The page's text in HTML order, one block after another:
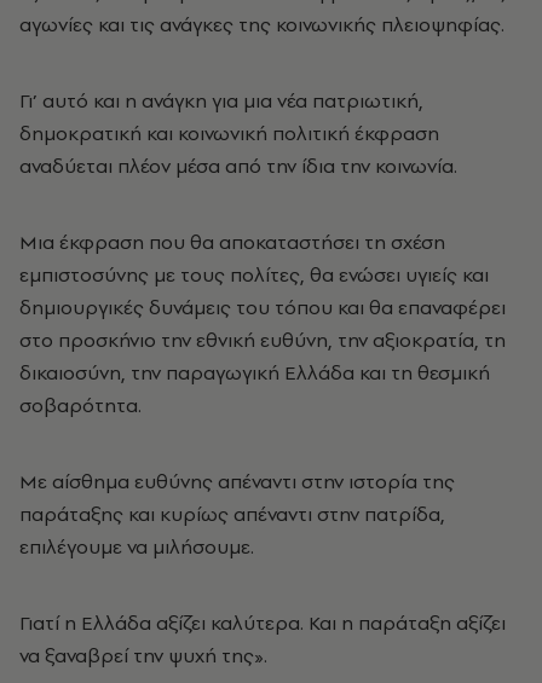
αγωνίες και τις ανάγκες της κοινωνικής πλειοψηφίας.
Γι’ αυτό και η ανάγκη για μια νέα πατριωτική,
δημοκρατική και κοινωνική πολιτική έκφραση
αναδύεται πλέον μέσα από την ίδια την κοινωνία.
Μια έκφραση που θα αποκαταστήσει τη σχέση
εμπιστοσύνης με τους πολίτες, θα ενώσει υγιείς και
δημιουργικές δυνάμεις του τόπου και θα επαναφέρει
στο προσκήνιο την εθνική ευθύνη, την αξιοκρατία, τη
δικαιοσύνη, την παραγωγική Ελλάδα και τη θεσμική
σοβαρότητα.
Με αίσθημα ευθύνης απέναντι στην ιστορία της
παράταξης και κυρίως απέναντι στην πατρίδα,
επιλέγουμε να μιλήσουμε.
Γιατί η Ελλάδα αξίζει καλύτερα. Και η παράταξη αξίζει
να ξαναβρεί την ψυχή της».